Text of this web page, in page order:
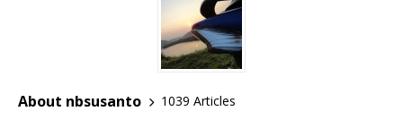
About nbsusanto
1039 Articles